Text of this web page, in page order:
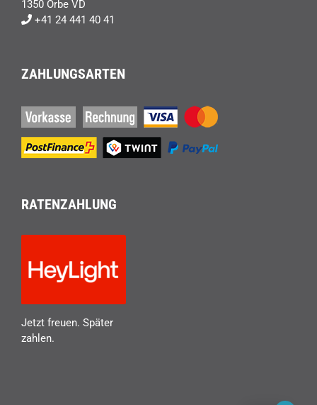
1350 Orbe VD
+41 24 441 40 41
ZAHLUNGSARTEN
RATENZAHLUNG
Jetzt freuen. Später
zahlen.